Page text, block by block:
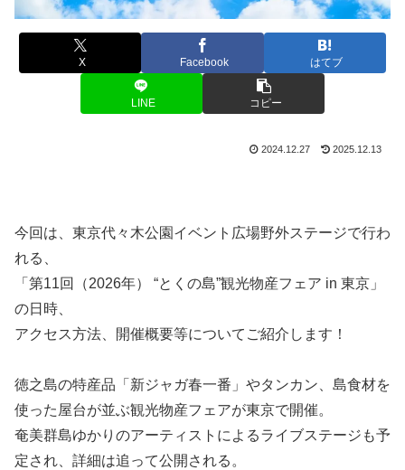
X Facebook はてブ
LINE コピー
2024.12.27 2025.12.13
今回は、東京代々木公園イベント広場野外ステージで行わ
れる、
「第11回（2026年） “とくの島”観光物産フェア in 東京」
の日時、
アクセス方法、開催概要等についてご紹介します！
徳之島の特産品「新ジャガ春一番」やタンカン、島食材を
使った屋台が並ぶ観光物産フェアが東京で開催。
奄美群島ゆかりのアーティストによるライブステージも予
定され、詳細は追って公開される。